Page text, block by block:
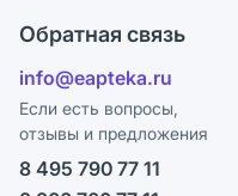
Блог
Поставщики
Лицензия
Реклама на сайте
Ваши товары на ЕАПТЕКЕ
Программа СберСпасибо
Политика
Пользовательское
Обратная связь
info@eapteka.ru
Если есть вопросы,
отзывы и предложения
8 495 790 77 11